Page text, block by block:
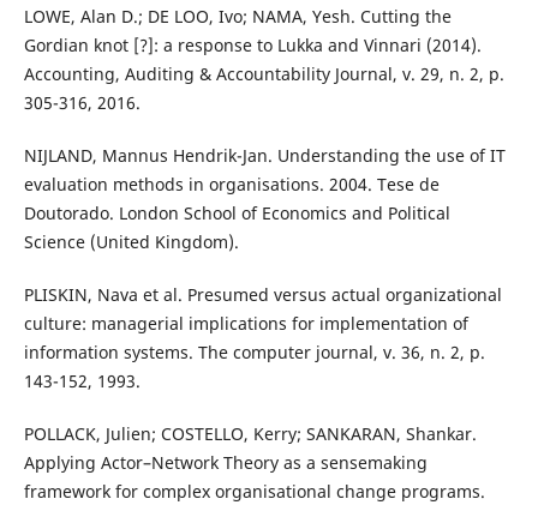
LOWE, Alan D.; DE LOO, Ivo; NAMA, Yesh. Cutting the
Gordian knot [?]: a response to Lukka and Vinnari (2014).
Accounting, Auditing & Accountability Journal, v. 29, n. 2, p.
305-316, 2016.
NIJLAND, Mannus Hendrik-Jan. Understanding the use of IT
evaluation methods in organisations. 2004. Tese de
Doutorado. London School of Economics and Political
Science (United Kingdom).
PLISKIN, Nava et al. Presumed versus actual organizational
culture: managerial implications for implementation of
information systems. The computer journal, v. 36, n. 2, p.
143-152, 1993.
POLLACK, Julien; COSTELLO, Kerry; SANKARAN, Shankar.
Applying Actor–Network Theory as a sensemaking
framework for complex organisational change programs.